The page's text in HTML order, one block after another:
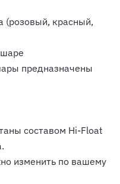
(розовый, красный,
предназначены
составом Hi-Float
изменить по вашему